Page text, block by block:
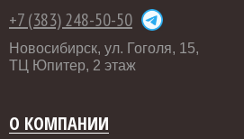
+7 (383) 248-50-50
Новосибирск, ул. Гоголя, 15,
ТЦ Юпитер, 2 этаж
О КОМПАНИИ